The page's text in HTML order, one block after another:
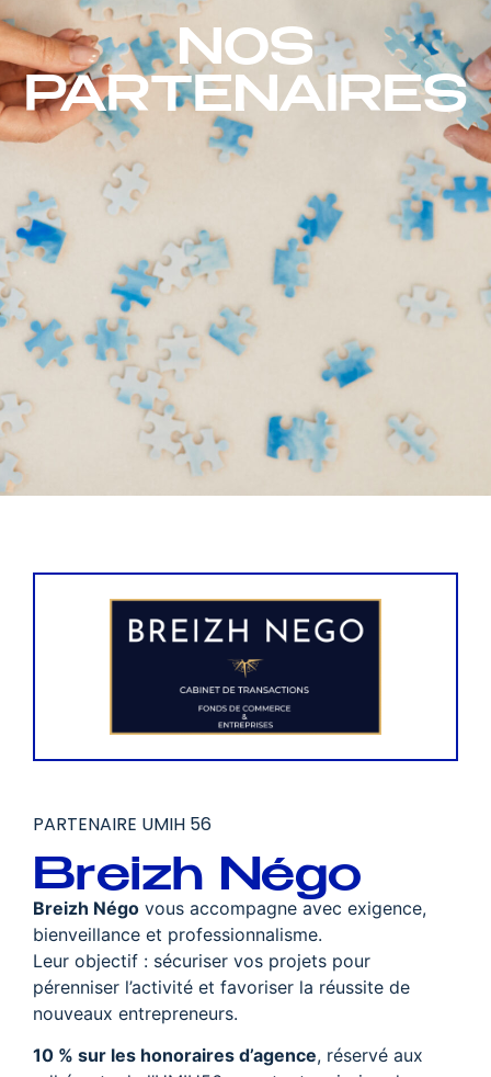
NOS
PARTENAIRES
PARTENAIRE UMIH 56
Breizh Négo
Breizh Négo vous accompagne avec exigence,
bienveillance et professionnalisme.
Leur objectif : sécuriser vos projets pour
pérenniser l’activité et favoriser la réussite de
nouveaux entrepreneurs.
10 % sur les honoraires d’agence, réservé aux